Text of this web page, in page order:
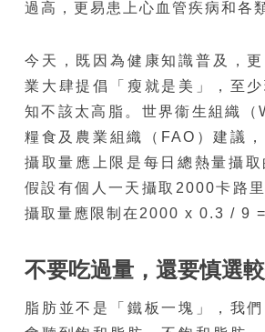
過高，更易患上心血管疾病和各
今天，既因為健康知識普及，
業大肆提倡「瘦就是美」，至
知不該太高脂。世界衞生組織（
糧食及農業組織（FAO）建議
攝取量應上限是每日總熱量攝取
假設有個人一天攝取2000卡路
攝取量應限制在2000 x 0.3 / 9 =
不要吃過量，還要慎選
脂肪並不是「鐵板一塊」，我